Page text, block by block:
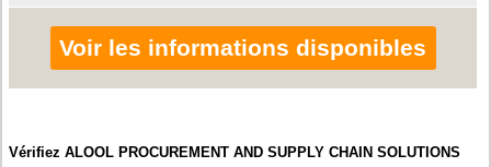
Voir les informations disponibles
Vérifiez ALOOL PROCUREMENT AND SUPPLY CHAIN SOLUTIONS